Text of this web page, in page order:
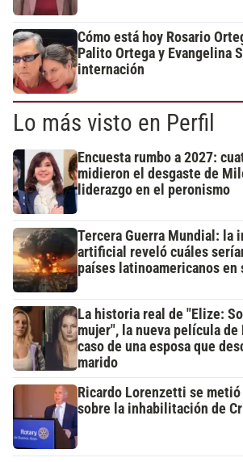
Cómo está hoy Rosario
Palito Ortega y Evangelina
internación
Lo más visto en Perfil
Encuesta rumbo a 2027:
midieron el desgaste de
liderazgo en el peronismo
Tercera Guerra Mundial: la
artificial reveló cuáles
países latinoamericanos en
La historia real de "Elize:
mujer", la nueva película de
caso de una esposa que
marido
Ricardo Lorenzetti se
sobre la inhabilitación de